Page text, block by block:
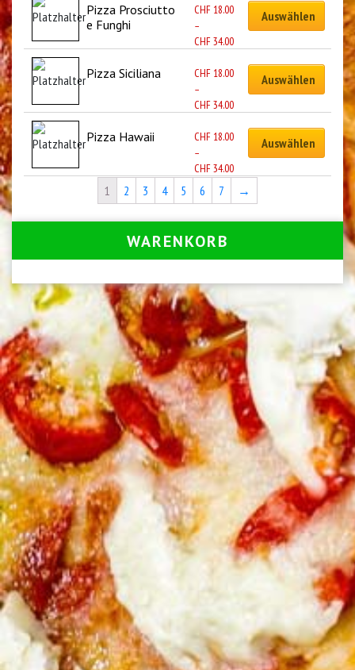
Pizza Prosciutto
e Funghi
CHF 18.00
–
CHF34.00
Auswählen
Pizza Siciliana CHF 18.00
–
CHF34.00
Auswählen
Pizza Hawaii CHF 18.00
–
CHF34.00
Auswählen
1 2 3 4 5 6 7 →
WARENKORB